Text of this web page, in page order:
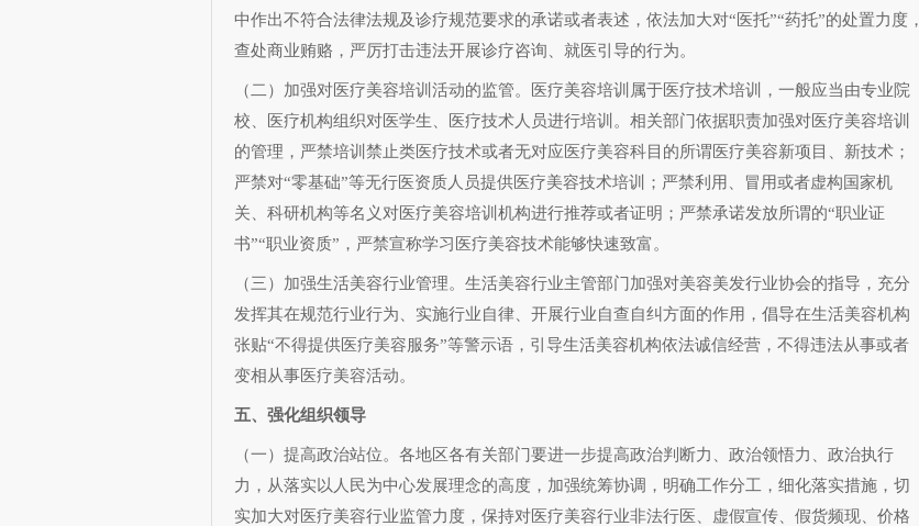
中作出不符合法律法规及诊疗规范要求的承诺或者表述，依法加大对“医托”“药托”的处置力度，
查处商业贿赂，严厉打击违法开展诊疗咨询、就医引导的行为。
（二）加强对医疗美容培训活动的监管。医疗美容培训属于医疗技术培训，一般应当由专业院
校、医疗机构组织对医学生、医疗技术人员进行培训。相关部门依据职责加强对医疗美容培训
的管理，严禁培训禁止类医疗技术或者无对应医疗美容科目的所谓医疗美容新项目、新技术；
严禁对“零基础”等无行医资质人员提供医疗美容技术培训；严禁利用、冒用或者虚构国家机
关、科研机构等名义对医疗美容培训机构进行推荐或者证明；严禁承诺发放所谓的“职业证
书”“职业资质”，严禁宣称学习医疗美容技术能够快速致富。
（三）加强生活美容行业管理。生活美容行业主管部门加强对美容美发行业协会的指导，充分
发挥其在规范行业行为、实施行业自律、开展行业自查自纠方面的作用，倡导在生活美容机构
张贴“不得提供医疗美容服务”等警示语，引导生活美容机构依法诚信经营，不得违法从事或者
变相从事医疗美容活动。
五、强化组织领导
（一）提高政治站位。各地区各有关部门要进一步提高政治判断力、政治领悟力、政治执行
力，从落实以人民为中心发展理念的高度，加强统筹协调，明确工作分工，细化落实措施，切
实加大对医疗美容行业监管力度，保持对医疗美容行业非法行医、虚假宣传、假货频现、价格